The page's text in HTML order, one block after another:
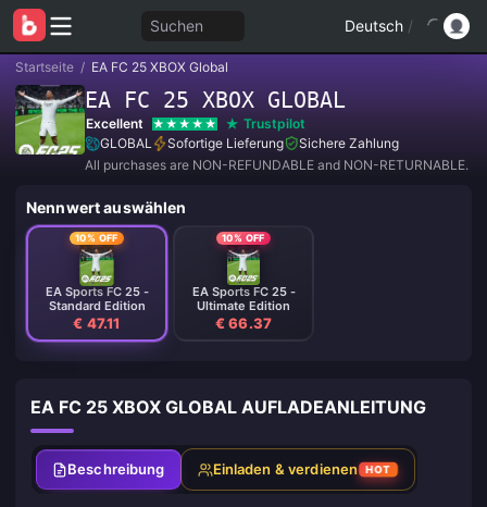
Suchen Deutsch /
Startseite / EA FC 25 XBOX Global
EA FC 25 XBOX GLOBAL
Excellent
Trustpilot
GLOBAL
Sofortige Lieferung
Sichere Zahlung
All purchases are NON-REFUNDABLE and NON-RETURNABLE.
Nennwert auswählen
10% OFF
EA Sports FC 25 -
Standard Edition
€ 47.11
10% OFF
EA Sports FC 25 -
Ultimate Edition
€ 66.37
EA FC 25 XBOX GLOBAL AUFLADEANLEITUNG
Beschreibung Einladen & verdienen HOT